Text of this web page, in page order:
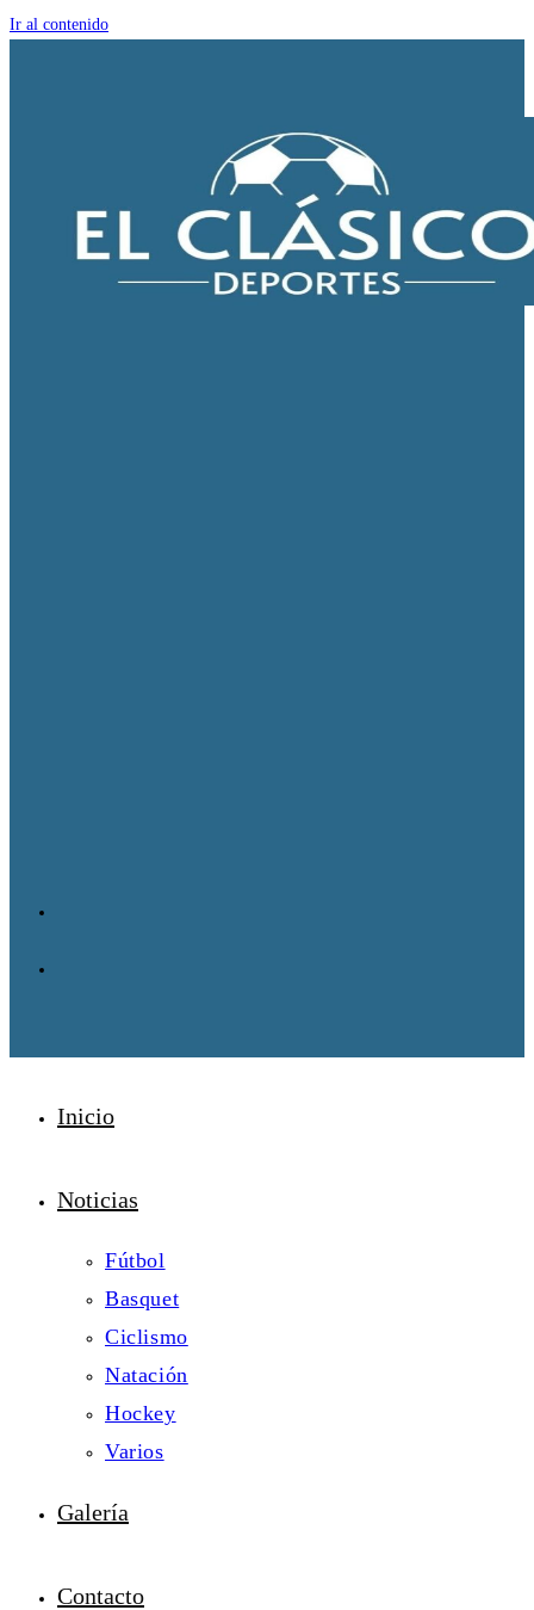
Ir al contenido
Inicio
Noticias
Fútbol
Basquet
Ciclismo
Natación
Hockey
Varios
Galería
Contacto